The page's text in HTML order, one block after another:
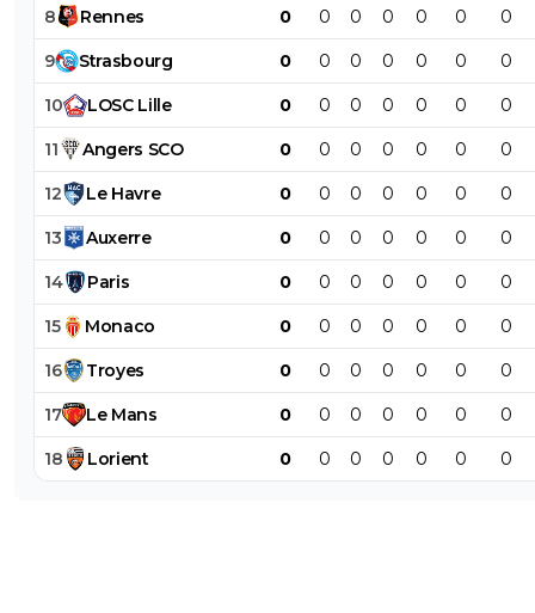
8 Rennes 0 0 0 0 0 0 0
9 Strasbourg 0 0 0 0 0 0 0
10 LOSC Lille 0 0 0 0 0 0 0
11 Angers SCO 0 0 0 0 0 0 0
12 Le Havre 0 0 0 0 0 0 0
13 Auxerre 0 0 0 0 0 0 0
14 Paris 0 0 0 0 0 0 0
15 Monaco 0 0 0 0 0 0 0
16 Troyes 0 0 0 0 0 0 0
17 Le Mans 0 0 0 0 0 0 0
18 Lorient 0 0 0 0 0 0 0